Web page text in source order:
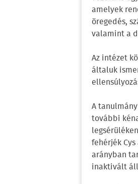
amelyek
öregedés,
valamint a
Az intézet
általuk
A
további
fehérjék
arányban
inaktivált